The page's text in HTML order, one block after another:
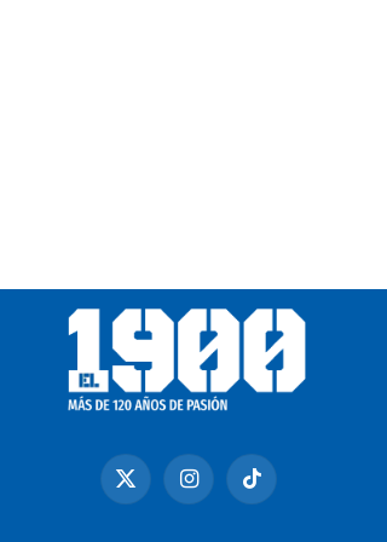
X
(Twitter)
InstagramTikTok